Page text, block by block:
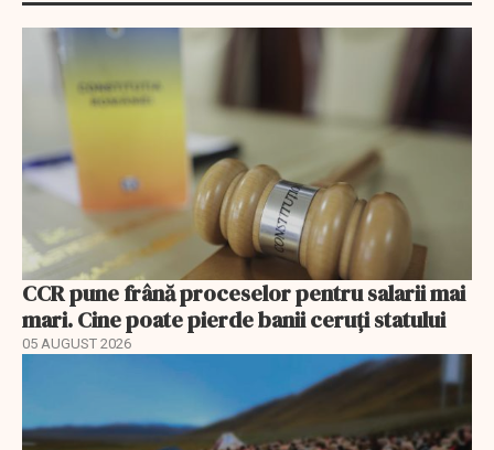
CCR pune frână proceselor pentru salarii mai
mari. Cine poate pierde banii ceruți statului
05 AUGUST 2026